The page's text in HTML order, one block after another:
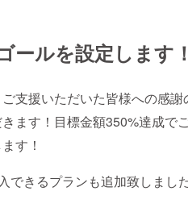
ールを設定します！
支援いただいた皆様への感
ます！目標金額350%達成で
す！
できるプランも追加致しまし